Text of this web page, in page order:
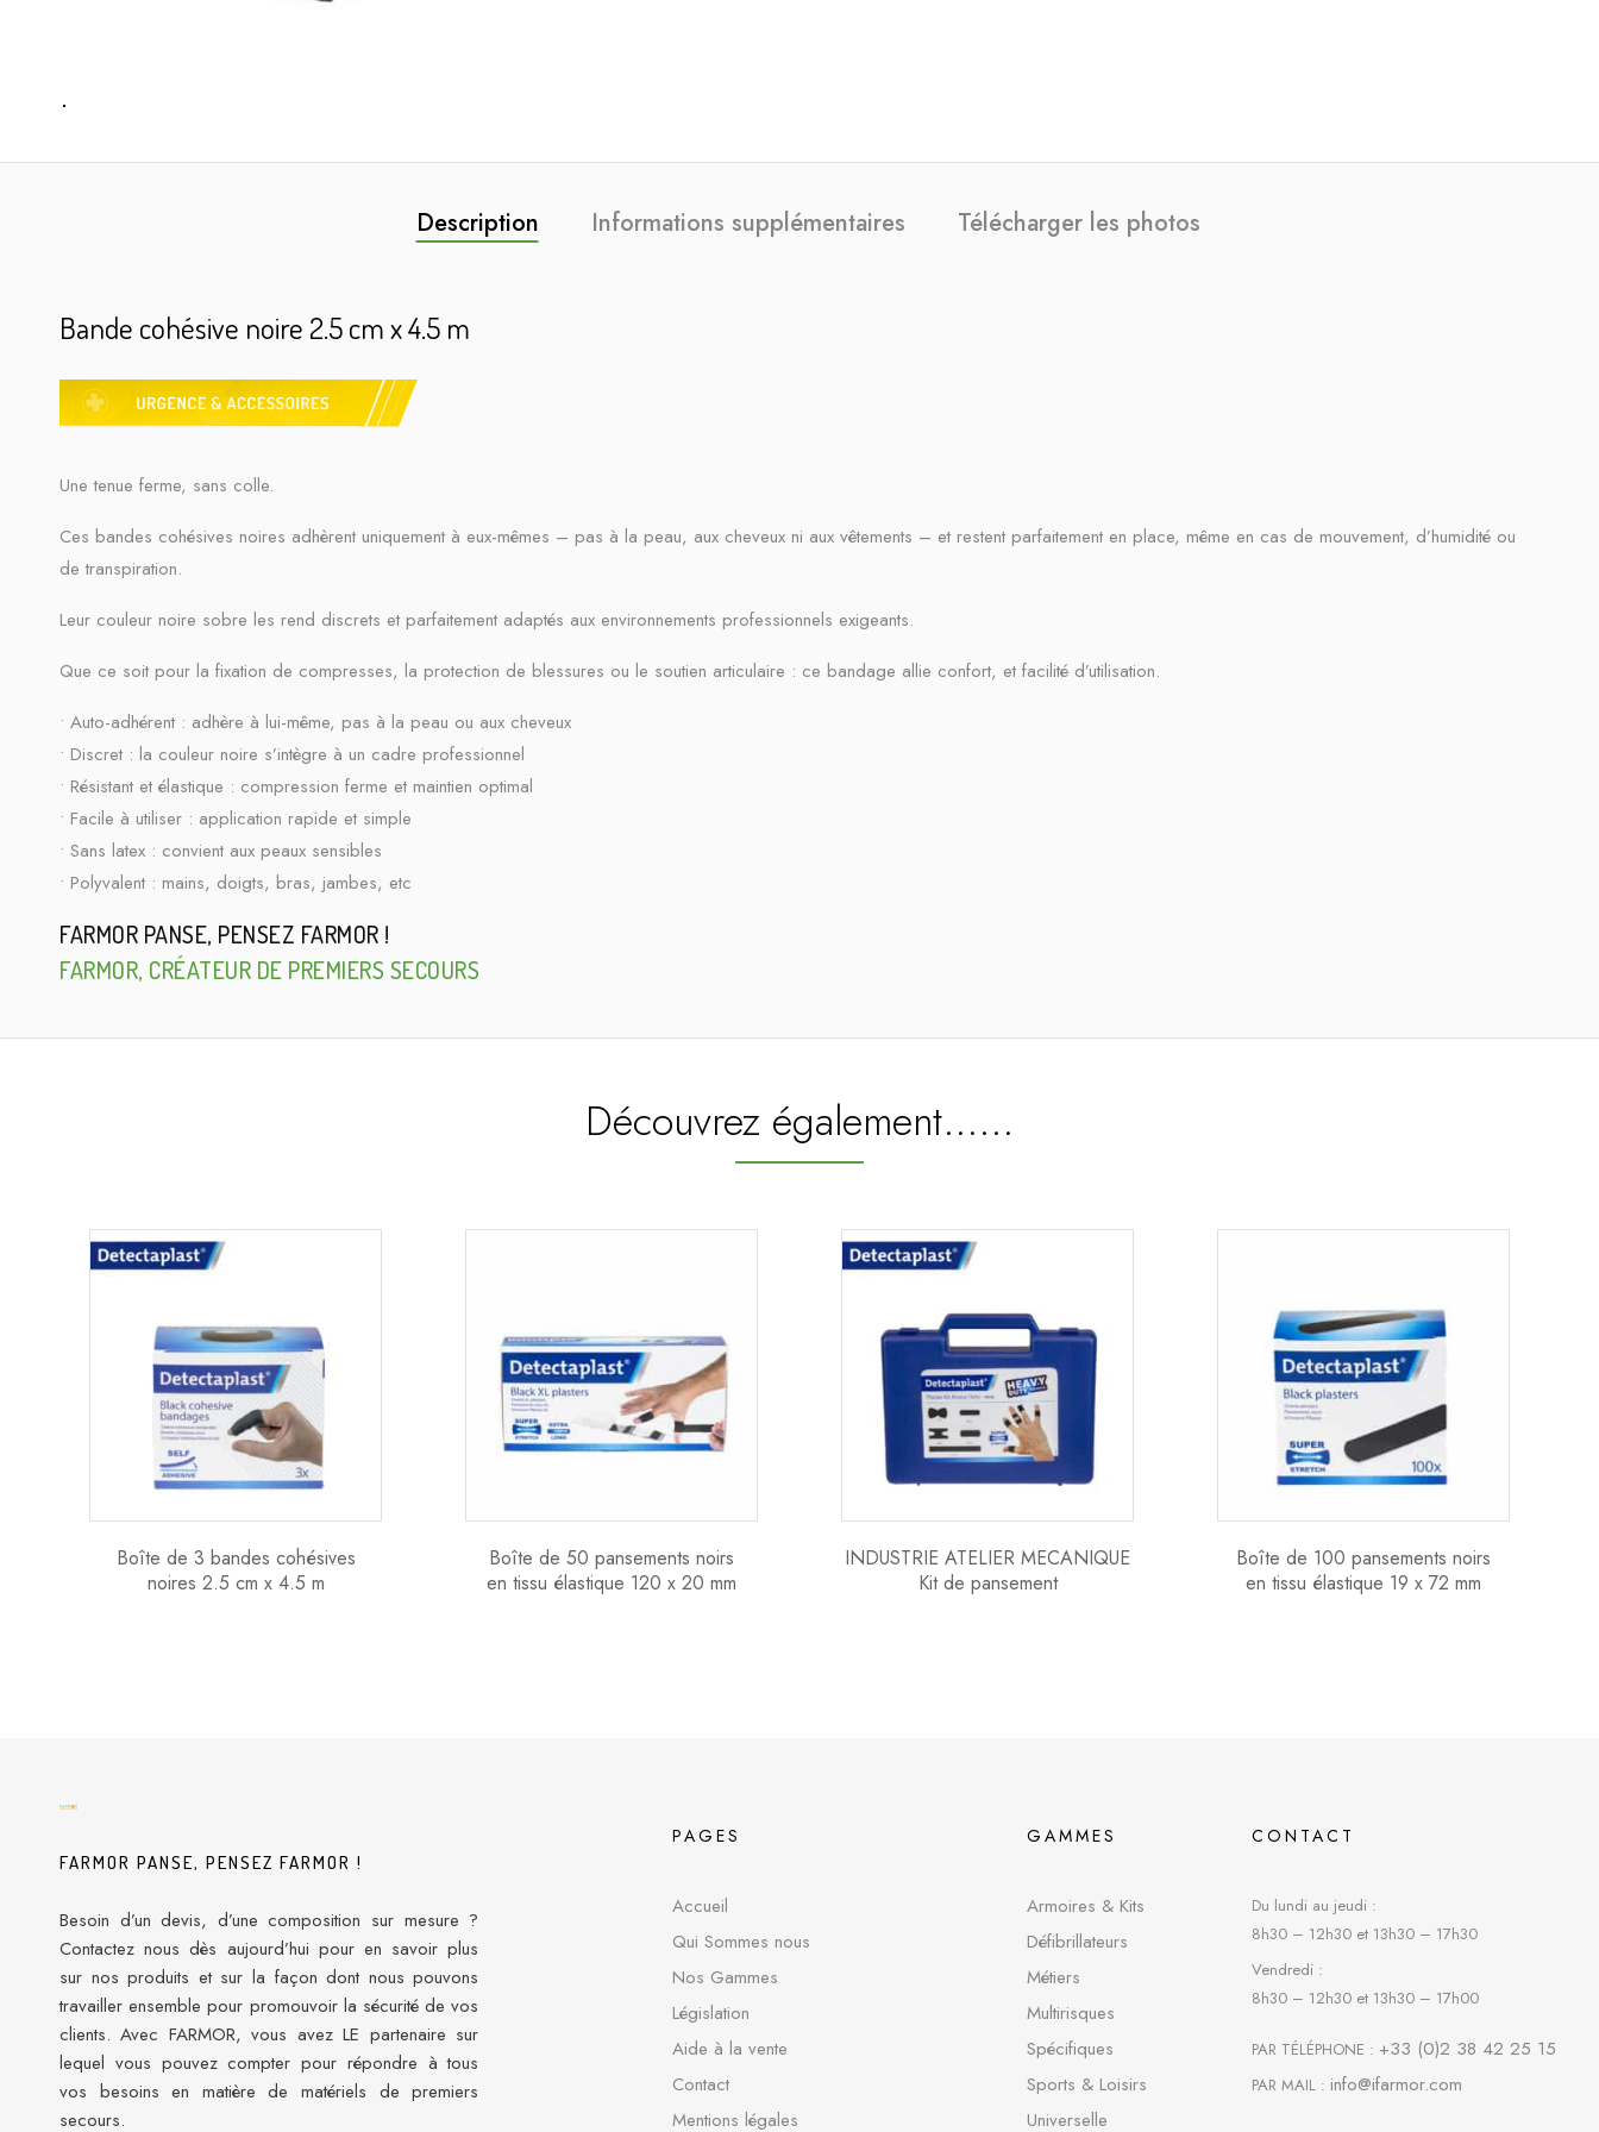
Description Informations supplémentaires Télécharger les photos
Bande cohésive noire 2.5 cm x 4.5 m
Une tenue ferme, sans colle.
Ces bandes cohésives noires adhèrent uniquement à eux-mêmes – pas à la peau, aux cheveux ni aux vêtements – et restent parfaitement en place, même en cas de mouvement, d’humidité ou
de transpiration.
Leur couleur noire sobre les rend discrets et parfaitement adaptés aux environnements professionnels exigeants.
Que ce soit pour la fixation de compresses, la protection de blessures ou le soutien articulaire : ce bandage allie confort, et facilité d’utilisation.
• Auto-adhérent : adhère à lui-même, pas à la peau ou aux cheveux
• Discret : la couleur noire s’intègre à un cadre professionnel
• Résistant et élastique : compression ferme et maintien optimal
• Facile à utiliser : application rapide et simple
• Sans latex : convient aux peaux sensibles
• Polyvalent : mains, doigts, bras, jambes, etc
FARMOR PANSE, PENSEZ FARMOR !
FARMOR, CRÉATEUR DE PREMIERS SECOURS
Découvrez également...…
Boîte de 3 bandes cohésives
noires 2.5 cm x 4.5 m
Boîte de 50 pansements noirs
en tissu élastique 120 x 20 mm
INDUSTRIE ATELIER MECANIQUE
Kit de pansement
Boîte de 100 pansements noirs
en tissu élastique 19 x 72 mm
FARMOR PANSE, PENSEZ FARMOR !
Besoin d’un devis, d’une composition sur mesure ?
Contactez nous dès aujourd’hui pour en savoir plus
sur nos produits et sur la façon dont nous pouvons
travailler ensemble pour promouvoir la sécurité de vos
clients. Avec FARMOR, vous avez LE partenaire sur
lequel vous pouvez compter pour répondre à tous
vos besoins en matière de matériels de premiers
secours.
PAGES
Accueil
Qui Sommes nous
Nos Gammes
Législation
Aide à la vente
Contact
Mentions légales
GAMMES
Armoires & Kits
Défibrillateurs
Métiers
Multirisques
Spécifiques
Sports & Loisirs
Universelle
CONTACT
Du lundi au jeudi :
8h30 – 12h30 et 13h30 – 17h30
Vendredi :
8h30 – 12h30 et 13h30 – 17h00
PAR TÉLÉPHONE : +33 (0)2 38 42 25 15
PAR MAIL : info@ifarmor.com